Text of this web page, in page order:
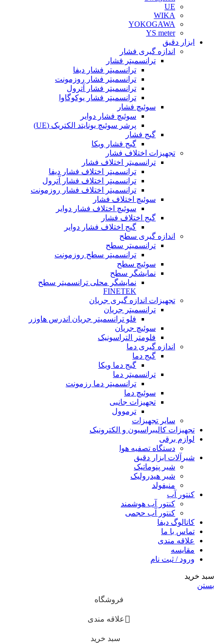
UE
WIKA
YOKOGAWA
YS meter
ابزار دقیق
اندازه گیری فشار
ترانسمیتر فشار
ترانسمیتر فشار دیفا
ترانسمیتر فشار روزمونت
ترانسمیتر فشار آترول
ترانسمیتر فشار یوکوگاوا
سوئیچ فشار
سوئیچ فشار دوایر
پرشر سوئیچ یونایتد الکتریک (UE)
گیج فشار
گیج فشار ویکا
تجهیزات اختلاف فشار
ترانسمیتر اختلاف فشار
ترانسمیتر اختلاف فشار دیفا
ترانسمیتر اختلاف فشار آترول
ترانسمیتر اختلاف فشار روزمونت
سوئیچ اختلاف فشار
سوئیچ اختلاف فشار دوایر
گیج اختلاف فشار
گیج اختلاف فشار دوایر
اندازه گیری سطح
ترانسمیتر سطح
ترانسمیتر سطح روزمونت
سوئیچ سطح
نمایشگر سطح
نمایشگر محلی ترانسمیتر سطح
FINETEK
تجهیزات اندازه گیری جریان
ترانسمیتر جریان
فلو ترانسمیتر جریان اندرس هاوزر
سوئیچ جریان
فلومتر التراسونیک
اندازه گیری دما
گیج دما
گیج دما ویکا
ترانسمیتر دما
ترانسمیتر دما رزمونت
سوئیچ دما
تجهیزات جانبی
ترموول
سایر تجهیزات
تجهیزات کالیبراسیون و الکترونیک
لوازم برقی
دستگاه تصفیه هوا
شیرآلات ابزار دقیق
شیر پنوماتیک
شیر هیدرولیک
منیفولد
کنتور آب
کنتور آب هوشمند
کنتور آب حجمی
کاتالوگ دیفا
تماس با ما
علاقه مندی
مقایسه
ورود / ثبت نام
سبد خرید
بستن
فروشگاه
علاقه مندی
سبد خرید